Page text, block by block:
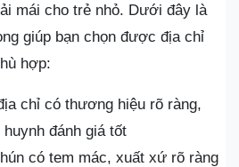
mái cho trẻ nhỏ. Dưới đây là
giúp bạn chọn được địa chỉ
hợp:
chỉ có thương hiệu rõ ràng,
đánh giá tốt
có tem mác, xuất xứ rõ ràng